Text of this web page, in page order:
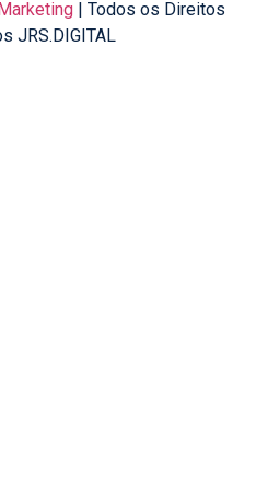
| Todos os Direitos
JRS.DIGITAL